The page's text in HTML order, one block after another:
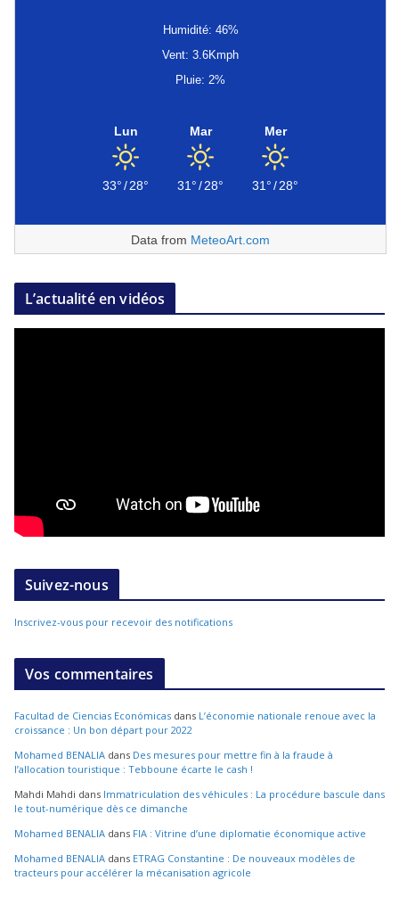
Humidité: 46%
Vent: 3.6Kmph
Pluie: 2%
Lun
33°/28°
Mar
31°/28°
Mer
31°/28°
Data from MeteoArt.com
L’actualité en vidéos
Suivez-nous
Inscrivez-vous pour recevoir des notifications
Vos commentaires
Facultad de Ciencias Económicas dans L’économie nationale renoue avec la
croissance : Un bon départ pour 2022
Mohamed BENALIA dans Des mesures pour mettre fin à la fraude à
l’allocation touristique : Tebboune écarte le cash !
Mahdi Mahdi dans Immatriculation des véhicules : La procédure bascule dans
le tout-numérique dès ce dimanche
Mohamed BENALIA dans FIA : Vitrine d’une diplomatie économique active
Mohamed BENALIA dans ETRAG Constantine : De nouveaux modèles de
tracteurs pour accélérer la mécanisation agricole